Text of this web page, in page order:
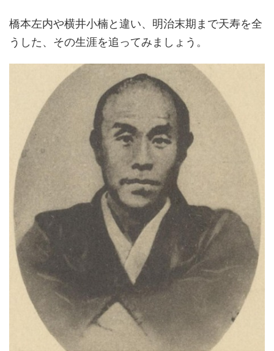
橋本左内や横井小楠と違い、明治末期まで天寿を全
うした、その生涯を追ってみましょう。